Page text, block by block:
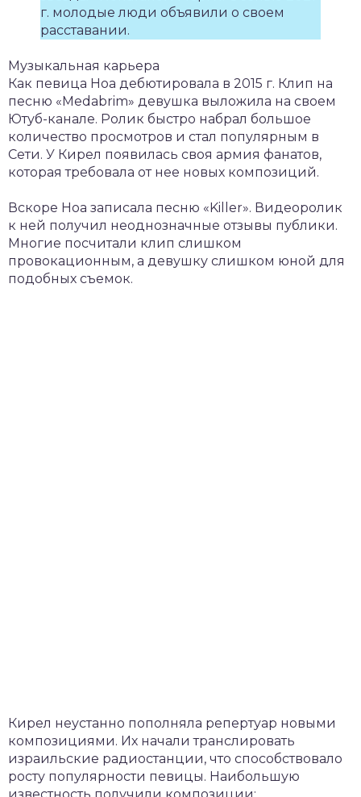
г. молодые люди объявили о своем
расставании.
Музыкальная карьера
Как певица Ноа дебютировала в 2015 г. Клип на
песню «Medabrim» девушка выложила на своем
Ютуб-канале. Ролик быстро набрал большое
количество просмотров и стал популярным в
Сети. У Кирел появилась своя армия фанатов,
которая требовала от нее новых композиций.
Вскоре Ноа записала песню «Killer». Видеоролик
к ней получил неоднозначные отзывы публики.
Многие посчитали клип слишком
провокационным, а девушку слишком юной для
подобных съемок.
Кирел неустанно пополняла репертуар новыми
композициями. Их начали транслировать
израильские радиостанции, что способствовало
росту популярности певицы. Наибольшую